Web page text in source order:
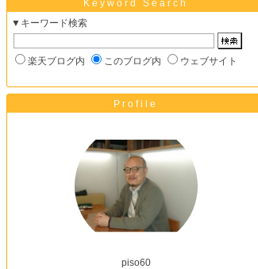
Keyword Search
▼キーワード検索
楽天ブログ内 このブログ内 ウェブサイト
Profile
piso60